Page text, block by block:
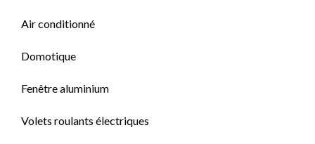
Air conditionné
Domotique
Fenêtre aluminium
Volets roulants électriques